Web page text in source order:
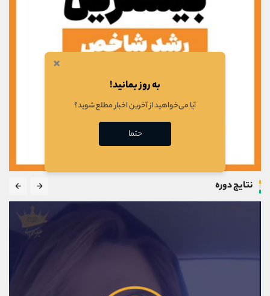
نتایج دوره
×
به روز بمانید!
آیا می‌خواهید از آخرین اخبار مطلع شوید؟
حتما